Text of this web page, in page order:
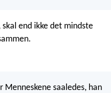
end ikke det mindste
saaledes, han